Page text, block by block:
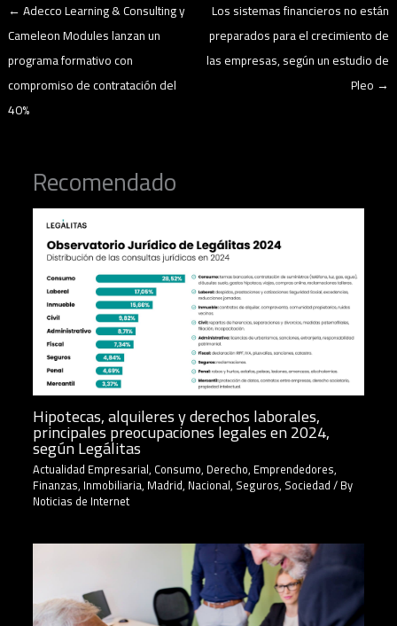
←Adecco Learning & Consulting y
Cameleon Modules lanzan un
programa formativo con
compromiso de contratación del
40%
Los sistemas financieros no están
preparados para el crecimiento de
las empresas, según un estudio de
Pleo →
Recomendado
Hipotecas, alquileres y derechos laborales,
principales preocupaciones legales en 2024,
según Legálitas
Actualidad Empresarial, Consumo, Derecho, Emprendedores,
Finanzas, Inmobiliaria, Madrid, Nacional, Seguros, Sociedad/ By
Noticias de Internet